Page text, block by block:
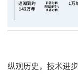
纵观历史，技术进